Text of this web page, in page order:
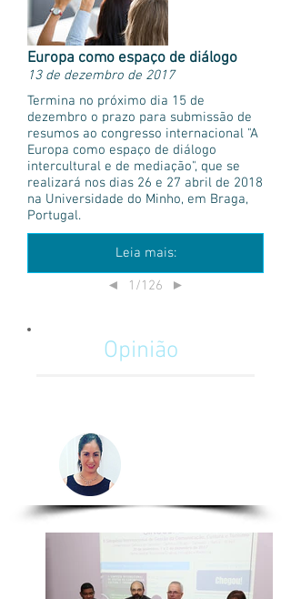
Europa como espaço de diálogo
13 de dezembro de 2017
Termina no próximo dia 15 de
dezembro o prazo para submissão de
resumos ao congresso internacional "A
Europa como espaço de diálogo
intercultural e de mediação", que se
realizará nos dias 26 e 27 abril de 2018
na Universidade do Minho, em Braga,
Portugal.
Leia mais:
◄ 1/126 ►
Opinião